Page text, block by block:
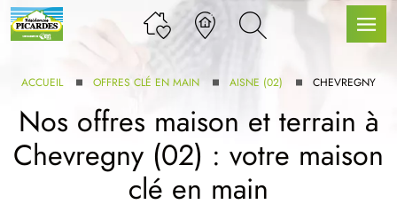
GAMME
ACCUEIL OFFRES CLÉ EN MAIN AISNE (02) CHEVREGNY
Nos offres maison et terrain à
Chevregny (02) : votre maison
clé en main